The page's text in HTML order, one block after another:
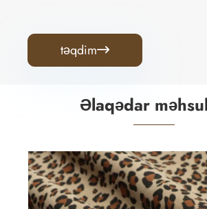
təqdim
Əlaqədar